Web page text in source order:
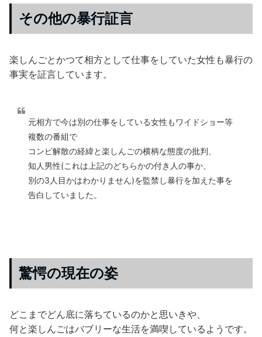
その他の暴行証言
楽しんごとかつて相方として仕事をしていた女性も暴行の
事実を証言しています。
元相方で今は別の仕事をしている女性もワイドショー等
複数の番組で
コンビ解散の経緯と楽しんごの横柄な態度の批判、
知人男性(これは上記のどちらかの付き人の事か、
別の3人目かはわかりません)を監禁し暴行を加えた事を
告白していました。
驚愕の現在の姿
どこまでどん底に落ちているのかと思いきや、
何と楽しんごはバブリーな生活を満喫しているようです。